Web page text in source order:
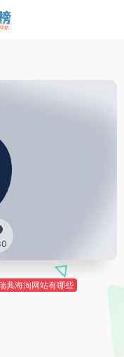
典海淘网站有哪些